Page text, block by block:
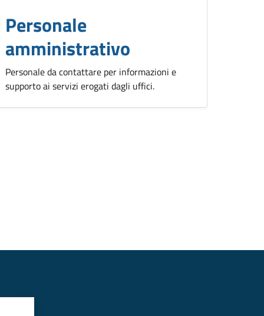
Personale
amministrativo
Personale da contattare per informazioni e
supporto ai servizi erogati dagli uffici.